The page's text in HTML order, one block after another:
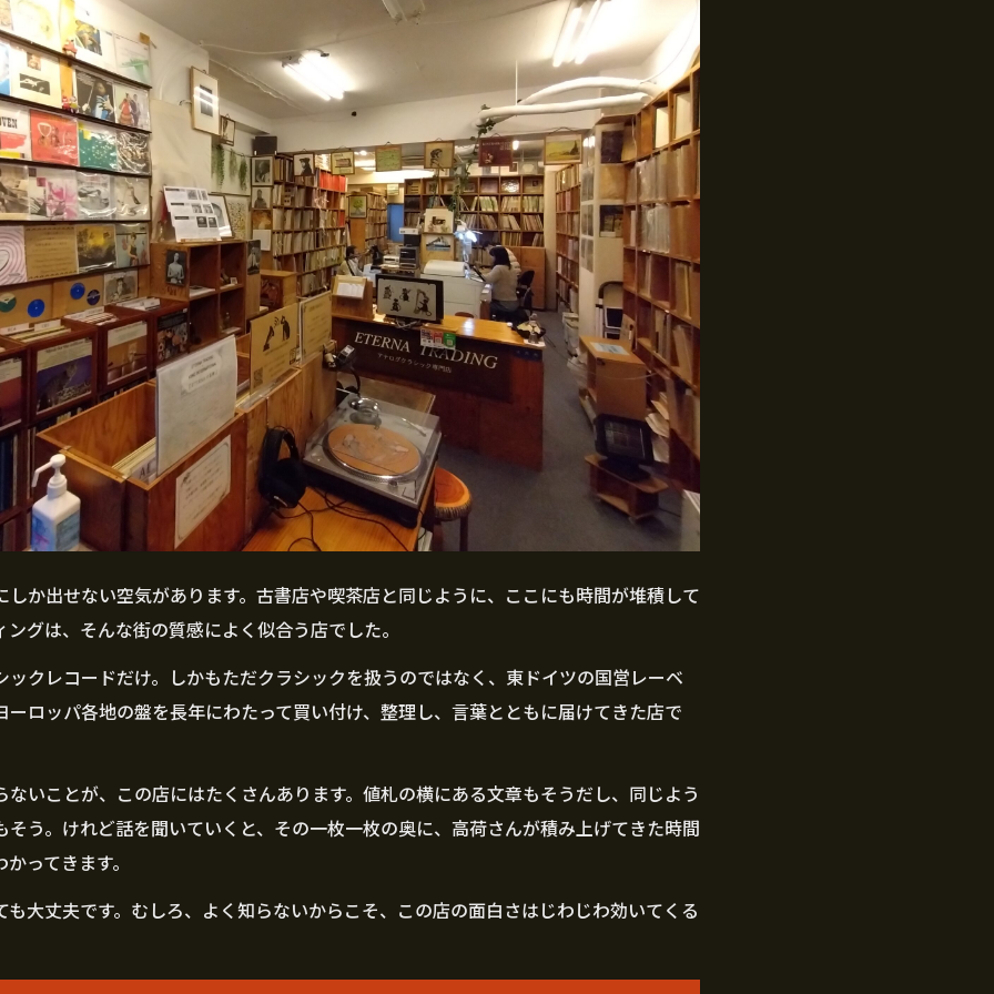
か出せない空気があります。古書店や喫茶店と同じように、ここにも時間が堆積して
グは、そんな街の質感によく似合う店でした。
クレコードだけ。しかもただクラシックを扱うのではなく、東ドイツの国営レーベ
ーロッパ各地の盤を長年にわたって買い付け、整理し、言葉とともに届けてきた店で
いことが、この店にはたくさんあります。値札の横にある文章もそうだし、同じよう
う。けれど話を聞いていくと、その一枚一枚の奥に、高荷さんが積み上げてきた時間
ってきます。
大丈夫です。むしろ、よく知らないからこそ、この店の面白さはじわじわ効いてくる